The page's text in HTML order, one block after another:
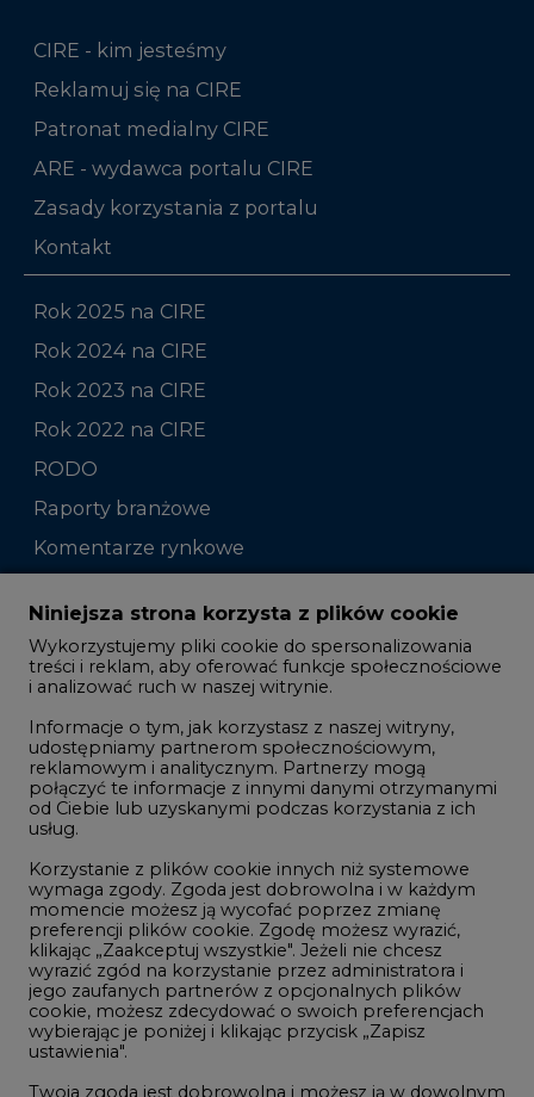
CIRE - kim jesteśmy
Reklamuj się na CIRE
Patronat medialny CIRE
ARE - wydawca portalu CIRE
Zasady korzystania z portalu
Kontakt
Rok 2025 na CIRE
Rok 2024 na CIRE
Rok 2023 na CIRE
Rok 2022 na CIRE
RODO
Raporty branżowe
Komentarze rynkowe
Zmiany kadrowe na rynku
Studio CIRE
Rozmowy o energetyce
Gospodarka
Geopolityka
LTE450
Innowacje i AI
Telekomunikacja i IT
Handel emisjami CO2
Wodór
Górnictwo
Niniejsza strona korzysta z plików cookie
Wykorzystujemy pliki cookie do spersonalizowania
treści i reklam, aby oferować funkcje społecznościowe
i analizować ruch w naszej witrynie.
Informacje o tym, jak korzystasz z naszej witryny,
udostępniamy partnerom społecznościowym,
reklamowym i analitycznym. Partnerzy mogą
połączyć te informacje z innymi danymi otrzymanymi
od Ciebie lub uzyskanymi podczas korzystania z ich
usług.
Korzystanie z plików cookie innych niż systemowe
wymaga zgody. Zgoda jest dobrowolna i w każdym
momencie możesz ją wycofać poprzez zmianę
preferencji plików cookie. Zgodę możesz wyrazić,
klikając „Zaakceptuj wszystkie". Jeżeli nie chcesz
wyrazić zgód na korzystanie przez administratora i
jego zaufanych partnerów z opcjonalnych plików
cookie, możesz zdecydować o swoich preferencjach
wybierając je poniżej i klikając przycisk „Zapisz
ustawienia".
Twoja zgoda jest dobrowolna i możesz ją w dowolnym